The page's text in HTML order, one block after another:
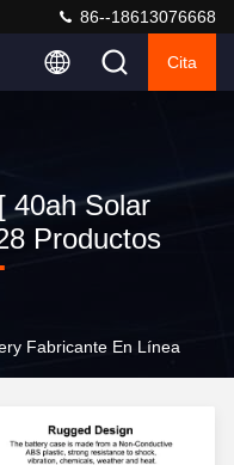
86--18613076668
Cita
Solar
Productos
Fabricante En Línea